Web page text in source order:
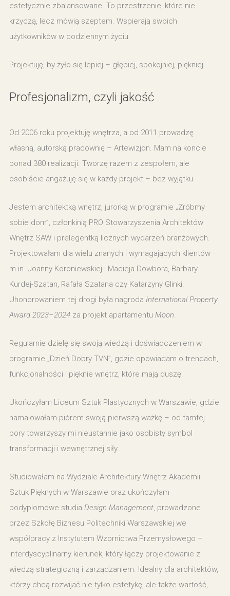
estetycznie zbalansowane. To przestrzenie, które nie
krzyczą, lecz mówią szeptem. Wspierają swoich
użytkowników w codziennym życiu.
Projektuję, by żyło się lepiej – głębiej, spokojniej, piękniej.
Profesjonalizm, czyli jakość
Od 2006 roku projektuję wnętrza, a od 2011 prowadzę
własną, autorską pracownię – Artewizjon. Mam na koncie
ponad 380 realizacji. Tworzę razem z zespołem, ale
osobiście angażuję się w każdy projekt – bez wyjątku.
Jestem architektką wnętrz, jurorką w programie „Zróbmy
sobie dom”, członkinią PRO Stowarzyszenia Architektów
Wnętrz SAW i prelegentką licznych wydarzeń branżowych.
Projektowałam dla wielu znanych i wymagających klientów –
m.in. Joanny Koroniewskiej i Macieja Dowbora, Barbary
Kurdej-Szatan, Rafała Szatana czy Katarzyny Glinki.
Uhonorowaniem tej drogi była nagroda International Property
Award 2023–2024 za projekt apartamentu Moon.
Regularnie dzielę się swoją wiedzą i doświadczeniem w
programie „Dzień Dobry TVN”, gdzie opowiadam o trendach,
funkcjonalności i pięknie wnętrz, które mają duszę.
Ukończyłam Liceum Sztuk Plastycznych w Warszawie, gdzie
namalowałam piórem swoją pierwszą ważkę – od tamtej
pory towarzyszy mi nieustannie jako osobisty symbol
transformacji i wewnętrznej siły.
Studiowałam na Wydziale Architektury Wnętrz Akademii
Sztuk Pięknych w Warszawie oraz ukończyłam
podyplomowe studia Design Management, prowadzone
przez Szkołę Biznesu Politechniki Warszawskiej we
współpracy z Instytutem Wzornictwa Przemysłowego –
interdyscyplinarny kierunek, który łączy projektowanie z
wiedzą strategiczną i zarządzaniem. Idealny dla architektów,
którzy chcą rozwijać nie tylko estetykę, ale także wartość,